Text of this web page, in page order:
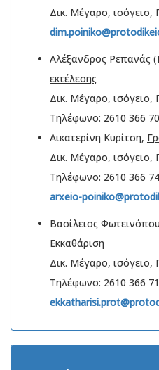
Δικ. Μέγαρο, ισόγειο,
Αλέξανδρος Ρεπανάς
εκτέλεσης
Δικ. Μέγαρο, ισόγειο,
Τηλέφωνο: 2610 366
Αικατερίνη Κυρίτση,
Δικ. Μέγαρο, ισόγειο,
Τηλέφωνο: 2610 366
arxeio-
Βασίλειος
Εκκαθάριση
Δικ. Μέγαρο, ισόγειο,
Τηλέφωνο: 2610 366